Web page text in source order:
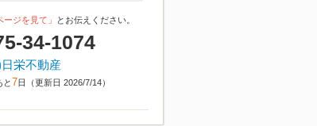
ージを見て」 とお伝えください。
34-1074
栄不動産
と7日（更新日 2026/7/14）